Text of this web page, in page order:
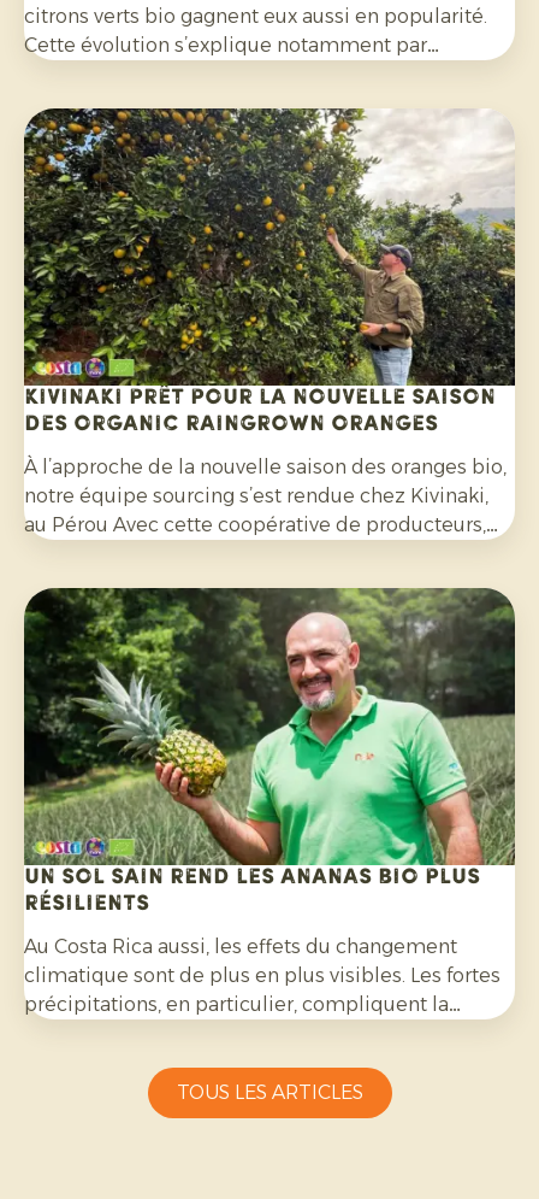
citrons verts bio gagnent eux aussi en popularité.
Cette évolution s’explique notamment par
de plus en plus répandue dans les salades, les
currys et de nombreux autres plats. Par ailleurs, les
consommateurs sont de plus en plus attentifs aux
agrumes cultivés sans pesticides de synthèse et
non traités avec des fongicides après récolte.
Kivinaki prêt pour la nouvelle saison
des Organic Raingrown Oranges
À l’approche de la nouvelle saison des oranges bio,
notre équipe sourcing s’est rendue chez Kivinaki,
au Pérou Avec cette coopérative de producteurs,
d'exportation fructueux au cours des quatre
dernières années. Lors de cette visite, nous avons
préparé ensemble les mois à venir.
Un sol sain rend les ananas bio plus
résilients
Au Costa Rica aussi, les effets du changement
climatique sont de plus en plus visibles. Les fortes
précipitations, en particulier, compliquent la
capacité d’adaptation de la part des producteurs.
TOUS LES ARTICLES